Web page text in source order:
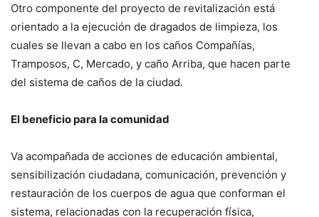
Otro componente del proyecto de revitalización está
orientado a la ejecución de dragados de limpieza, los
cuales se llevan a cabo en los caños Compañías,
Tramposos, C, Mercado, y caño Arriba, que hacen parte
del sistema de caños de la ciudad.
El beneficio para la comunidad
Va acompañada de acciones de educación ambiental,
sensibilización ciudadana, comunicación, prevención y
restauración de los cuerpos de agua que conforman el
sistema, relacionadas con la recuperación física,